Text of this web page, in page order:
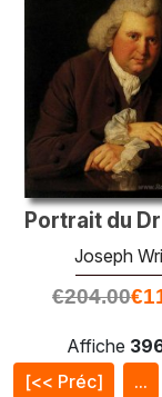
Joseph
€204.00€
Affiche
[<< Préc]
...